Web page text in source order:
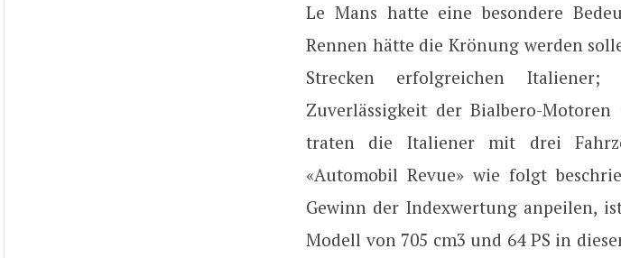
Le Mans hatte eine besondere
Rennen hätte die Krönung werden
Strecken erfolgreichen
Zuverlässigkeit der Bialbero-
traten die Italiener mit drei
«Automobil Revue» wie folgt
Gewinn der Indexwertung anpeilen,
Modell von 705 cm3 und 64 PS in